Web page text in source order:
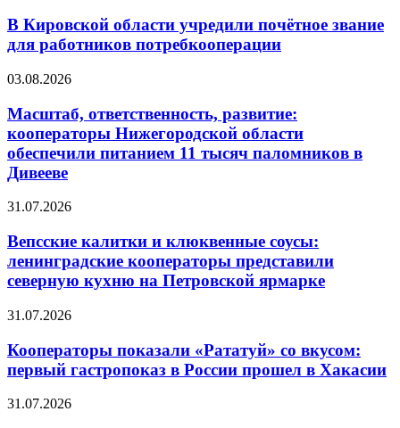
В Кировской области учредили почётное звание
для работников потребкооперации
03.08.2026
Масштаб, ответственность, развитие:
кооператоры Нижегородской области
обеспечили питанием 11 тысяч паломников в
Дивееве
31.07.2026
Вепсские калитки и клюквенные соусы:
ленинградские кооператоры представили
северную кухню на Петровской ярмарке
31.07.2026
Кооператоры показали «Рататуй» со вкусом:
первый гастропоказ в России прошел в Хакасии
31.07.2026